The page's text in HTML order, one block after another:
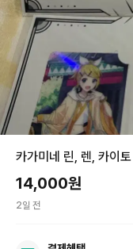
카가미네 린, 렌, 카이
14,000원
2일 전